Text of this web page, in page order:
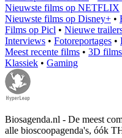
Nieuwste films op NETFLIX
Nieuwste films op Disney+ •
Films op Picl • Nieuwe
Interviews • Fotoreportages •
Meest recente films • 3D
Klassiek • Gaming
Biosagenda.nl - De meest
alle bioscoopagenda's, óók